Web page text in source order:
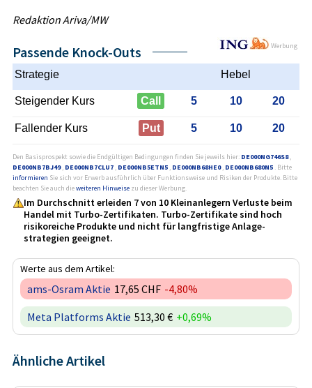
Redaktion Ariva/MW
Werbung
Passende Knock-Outs
Strategie Hebel
Steigender Kurs Call 5 10 20
Fallender Kurs Put 5 10 20
Den Basisprospekt sowie die Endgültigen Bedingungen finden Sie jeweils hier: DE000NG746S8,
DE000NB7BJ49, DE000NB7CLU7 , DE000NB5ETN5 , DE000NB68HE0, DE000NB680N5 . Bitte
informieren Sie sich vor Erwerb ausführlich über Funktionsweise und Risiken der Produkte. Bitte
beachten Sie auch dieweiteren Hinweise zu dieser Werbung.
Im Durchschnitt erleiden 7 von 10 Kleinanlegern Verluste beim
Handel mit Turbo-Zertifikaten. Turbo-Zertifikate sind hoch
risikoreiche Produkte und nicht für langfristige Anlage­
strategien geeignet.
Werte aus dem Artikel:
ams-Osram Aktie 17,65 CHF -4,80%
Meta Platforms Aktie 513,30 € +0,69%
Ähnliche Artikel